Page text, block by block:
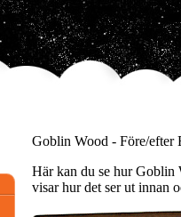
Goblin Wood - Före/efter
Här kan du se hur
visar hur det ser ut innan